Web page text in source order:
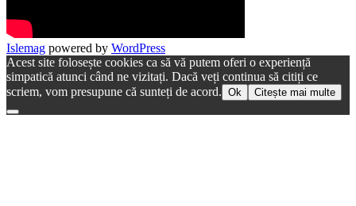
Islemag powered by WordPress
Acest site folosește cookies ca să vă putem oferi o experiență
simpatică atunci când ne vizitați. Dacă veți continua să citiți ce
scriem, vom presupune că sunteți de acord. Ok Citește mai multe